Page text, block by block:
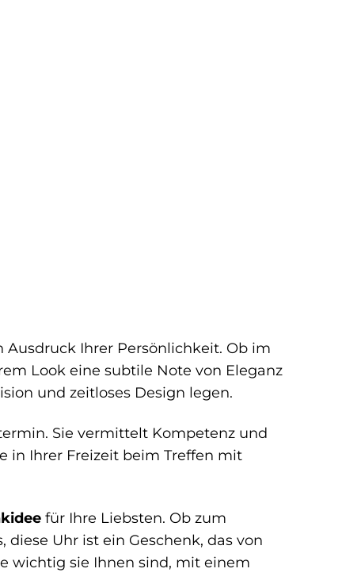
Ausdruck Ihrer Persönlichkeit. Ob im
Look eine subtile Note von Eleganz
und zeitloses Design legen.
Sie vermittelt Kompetenz und
in Ihrer Freizeit beim Treffen mit
für Ihre Liebsten. Ob zum
Uhr ist ein Geschenk, das von
wichtig sie Ihnen sind, mit einem